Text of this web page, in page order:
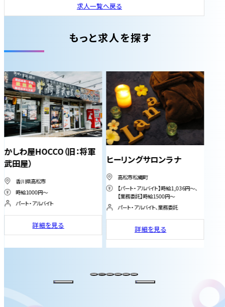
求人一覧へ戻る
もっと求人を探す
かしわ屋HOCCO（旧：将軍
武田屋）
香川県高松市
時給1000円〜
パート・アルバイト
詳細を見る
ヒーリングサロンラナ
高松市松縄町
【パート・アルバイト】時給1,036円～、
【業務委託】時給1500円～
パート・アルバイト、業務委託
詳細を見る